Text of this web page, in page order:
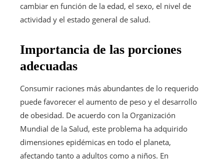
cambiar en función de la edad, el sexo, el nivel de
actividad y el estado general de salud.
Importancia de las porciones
adecuadas
Consumir raciones más abundantes de lo requerido
puede favorecer el aumento de peso y el desarrollo
de obesidad. De acuerdo con la Organización
Mundial de la Salud, este problema ha adquirido
dimensiones epidémicas en todo el planeta,
afectando tanto a adultos como a niños. En